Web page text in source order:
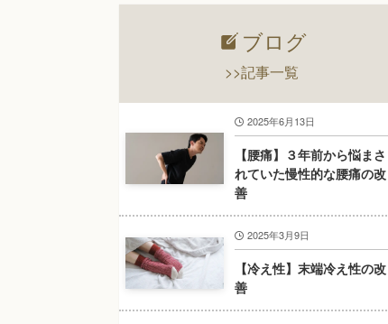
ブログ
>>記事一覧
【腰痛】３年前から悩まさ
れていた慢性的な腰痛の改
善
2025年6月13日
【冷え性】末端冷え性の改
善
2025年3月9日